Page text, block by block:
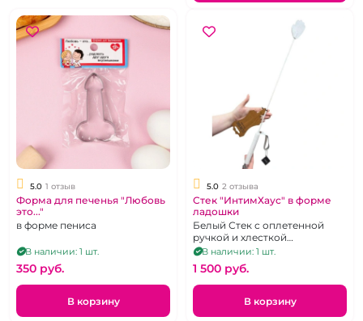
5.0 1 отзыв
Форма для печенья "Любовь
это..."
в форме пениса
В наличии: 1 шт.
350 pуб.
В корзину
5.0 2 отзыва
Стек "ИнтимХаус" в форме
ладошки
Белый Стек с оплетенной
ручкой и хлесткой
шлепалкой на конце.
В наличии: 1 шт.
1 500 pуб.
В корзину